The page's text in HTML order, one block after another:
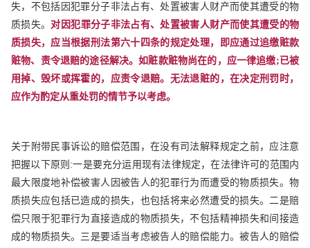
失，不包括因犯罪分子非法占有、处置被害人财产而使其遭受的物
质损失。 对因犯罪分子非法占有、处置被害人财产而使其遭受的物
质损失，应当根据刑法第六十四条的规定处理，即应通过追缴赃款
赃物、责令退赔的途径解决。如赃款赃物尚在的，应一律追缴;已被
用掉、毁坏或挥霍的，应责令退赔。无法退赃的，在决定刑罚时，
应作为酌定从重处罚的情节予以考虑。
关于附带民事诉讼的赔偿范围，在没有司法解释规定之前，应注意
把握以下原则:一是要充分运用现有法律规定，在法律许可的范围内
最大限度地补偿被害人因被告人的犯罪行为而遭受的物质损失。物
质损失应包括已造成的损失，也包括将来必然遭受的损失。二是赔
偿只限于犯罪行为直接造成的物质损失，不包括精神损失和间接造
成的物质损失。三是要适当考虑被告人的赔偿能力。被告人的赔偿